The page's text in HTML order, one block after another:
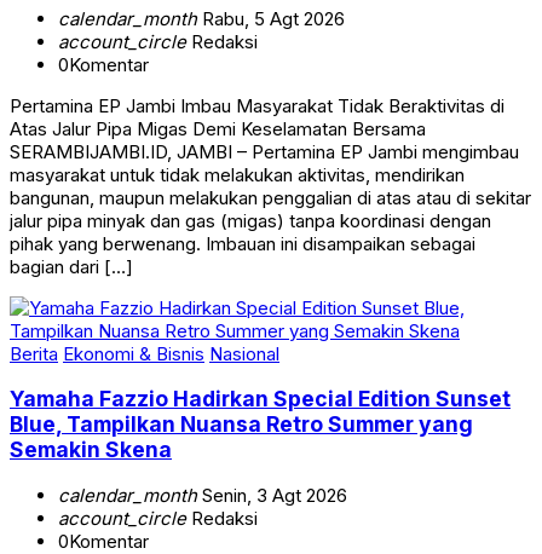
calendar_monthRabu, 5 Agt 2026
account_circleRedaksi
0Komentar
Pertamina EP Jambi Imbau Masyarakat Tidak Beraktivitas di
Atas Jalur Pipa Migas Demi Keselamatan Bersama
SERAMBIJAMBI.ID, JAMBI – Pertamina EP Jambi mengimbau
masyarakat untuk tidak melakukan aktivitas, mendirikan
bangunan, maupun melakukan penggalian di atas atau di sekitar
jalur pipa minyak dan gas (migas) tanpa koordinasi dengan
pihak yang berwenang. Imbauan ini disampaikan sebagai
bagian dari […]
Berita Ekonomi & Bisnis Nasional
Yamaha Fazzio Hadirkan Special Edition Sunset
Blue, Tampilkan Nuansa Retro Summer yang
Semakin Skena
calendar_monthSenin, 3 Agt 2026
account_circleRedaksi
0Komentar